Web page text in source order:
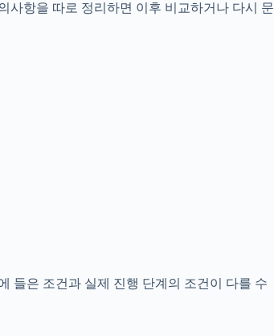
사항을 따로 정리하면 이후 비교하거나 다시 문
들은 조건과 실제 진행 단계의 조건이 다를 수